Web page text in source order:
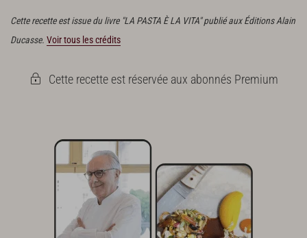
Cette recette est issue du livre "LA PASTA È LA VITA" publié aux Éditions Alain
Ducasse. Voir tous les crédits
Cette recette est réservée aux abonnés Premium